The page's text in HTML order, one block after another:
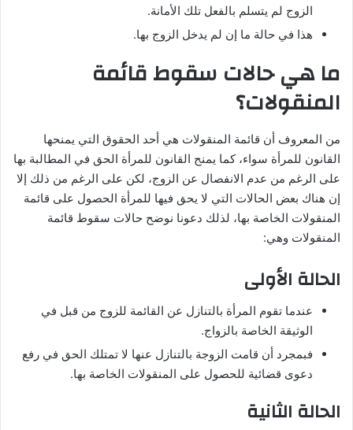
الزوج لم يتسلم بالفعل تلك الأمانة.
هذا في حالة ما إن لم يدخل الزوج بها.
ما هي حالات سقوط قائمة
المنقولات؟
من المعروف أن قائمة المنقولات هي أحد الحقوق التي يمنحها
القانون للمرأة سواء، كما يمنح القانون للمرأة الحق في المطالبة بها
على الرغم من عدم الانفصال عن الزوج، لكن على الرغم من ذلك إلا
إن هناك بعض الحالات التي لا يحق فيها للمرأة الحصول على قائمة
المنقولات الخاصة بها، لذلك دعونا نوضح حالات سقوط قائمة
المنقولات وهي:
الحالة الأولى
عندما تقوم المرأة بالتنازل عن القائمة للزوج من قبل في
الوثيقة الخاصة بالزواج.
فبمجرد أن قامت الزوجة بالتنازل عنها لا تمتلك الحق في رفع
دعوى قضائية للحصول على المنقولات الخاصة بها.
الحالة الثانية